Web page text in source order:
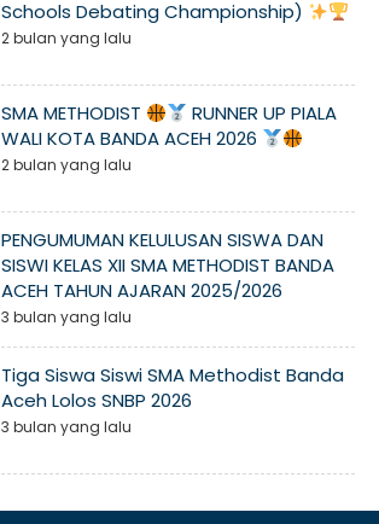
Schools Debating Championship)
2 bulan yang lalu
SMA METHODIST
RUNNER UP PIALA
WALI KOTA BANDA ACEH 2026
2 bulan yang lalu
PENGUMUMAN KELULUSAN SISWA DAN
SISWI KELAS XII SMA METHODIST BANDA
ACEH TAHUN AJARAN 2025/2026
3 bulan yang lalu
Tiga Siswa Siswi SMA Methodist Banda
Aceh Lolos SNBP 2026
3 bulan yang lalu